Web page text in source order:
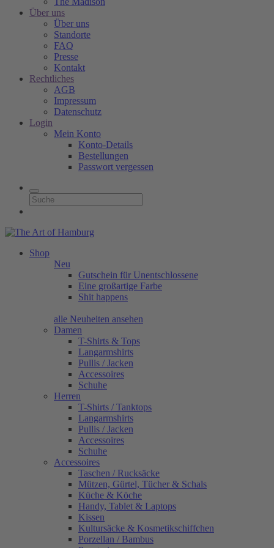
Über uns
Über uns
Standorte
FAQ
Presse
Kontakt
Rechtliches
AGB
Impressum
Datenschutz
Login
Mein Konto
Konto-Details
Bestellungen
Passwort vergessen
Shop
Neu
Gutschein für Unentschlossene
Eine großartige Farbe
Shit happens
alle Neuheiten ansehen
Damen
T-Shirts & Tops
Langarmshirts
Pullis / Jacken
Accessoires
Schuhe
Herren
T-Shirts / Tanktops
Langarmshirts
Pullis / Jacken
Accessoires
Schuhe
Accessoires
Taschen / Rucksäcke
Mützen, Gürtel, Tücher & Schals
Küche & Köche
Handy, Tablet & Laptops
Kissen
Kultursäcke & Kosmetikschiffchen
Porzellan / Bambus